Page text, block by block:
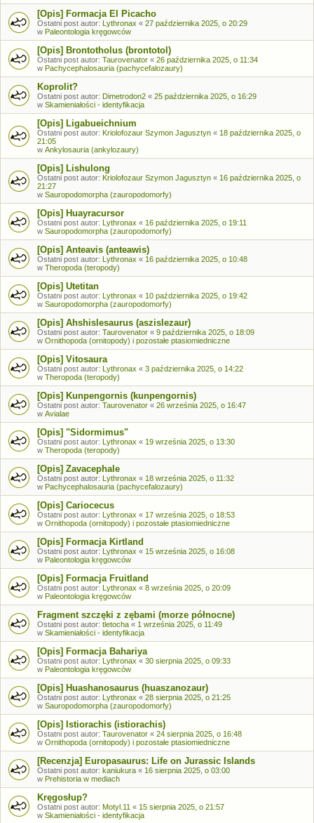
[Opis] Formacja El Picacho
Ostatni post autor: Lythronax « 27 października 2025, o 20:29
w Paleontologia kręgowców
[Opis] Brontotholus (brontotol)
Ostatni post autor: Taurovenator « 26 października 2025, o 11:34
w Pachycephalosauria (pachycefalozaury)
Koprolit?
Ostatni post autor: Dimetrodon2 « 25 października 2025, o 16:29
w Skamieniałości - identyfikacja
[Opis] Ligabueichnium
Ostatni post autor: Kriolofozaur Szymon Jagusztyn « 18 października 2025, o
21:05
w Ankylosauria (ankylozaury)
[Opis] Lishulong
Ostatni post autor: Kriolofozaur Szymon Jagusztyn « 16 października 2025, o
21:27
w Sauropodomorpha (zauropodomorfy)
[Opis] Huayracursor
Ostatni post autor: Lythronax « 16 października 2025, o 19:11
w Sauropodomorpha (zauropodomorfy)
[Opis] Anteavis (anteawis)
Ostatni post autor: Lythronax « 16 października 2025, o 10:48
w Theropoda (teropody)
[Opis] Utetitan
Ostatni post autor: Lythronax « 10 października 2025, o 19:42
w Sauropodomorpha (zauropodomorfy)
[Opis] Ahshislesaurus (aszislezaur)
Ostatni post autor: Taurovenator « 9 października 2025, o 18:09
w Ornithopoda (ornitopody) i pozostałe ptasiomiedniczne
[Opis] Vitosaura
Ostatni post autor: Lythronax « 3 października 2025, o 14:22
w Theropoda (teropody)
[Opis] Kunpengornis (kunpengornis)
Ostatni post autor: Taurovenator « 26 września 2025, o 16:47
w Avialae
[Opis] "Sidormimus"
Ostatni post autor: Lythronax « 19 września 2025, o 13:30
w Theropoda (teropody)
[Opis] Zavacephale
Ostatni post autor: Lythronax « 18 września 2025, o 11:32
w Pachycephalosauria (pachycefalozaury)
[Opis] Cariocecus
Ostatni post autor: Lythronax « 17 września 2025, o 18:53
w Ornithopoda (ornitopody) i pozostałe ptasiomiedniczne
[Opis] Formacja Kirtland
Ostatni post autor: Lythronax « 15 września 2025, o 16:08
w Paleontologia kręgowców
[Opis] Formacja Fruitland
Ostatni post autor: Lythronax « 8 września 2025, o 20:09
w Paleontologia kręgowców
Fragment szczęki z zębami (morze północne)
Ostatni post autor: tletocha « 1 września 2025, o 11:49
w Skamieniałości - identyfikacja
[Opis] Formacja Bahariya
Ostatni post autor: Lythronax « 30 sierpnia 2025, o 09:33
w Paleontologia kręgowców
[Opis] Huashanosaurus (huaszanozaur)
Ostatni post autor: Lythronax « 28 sierpnia 2025, o 21:25
w Sauropodomorpha (zauropodomorfy)
[Opis] Istiorachis (istiorachis)
Ostatni post autor: Taurovenator « 24 sierpnia 2025, o 16:48
w Ornithopoda (ornitopody) i pozostałe ptasiomiedniczne
[Recenzja] Europasaurus: Life on Jurassic Islands
Ostatni post autor: kaniukura « 16 sierpnia 2025, o 03:00
w Prehistoria w mediach
Kręgosłup?
Ostatni post autor: Motyl.11 « 15 sierpnia 2025, o 21:57
w Skamieniałości - identyfikacja